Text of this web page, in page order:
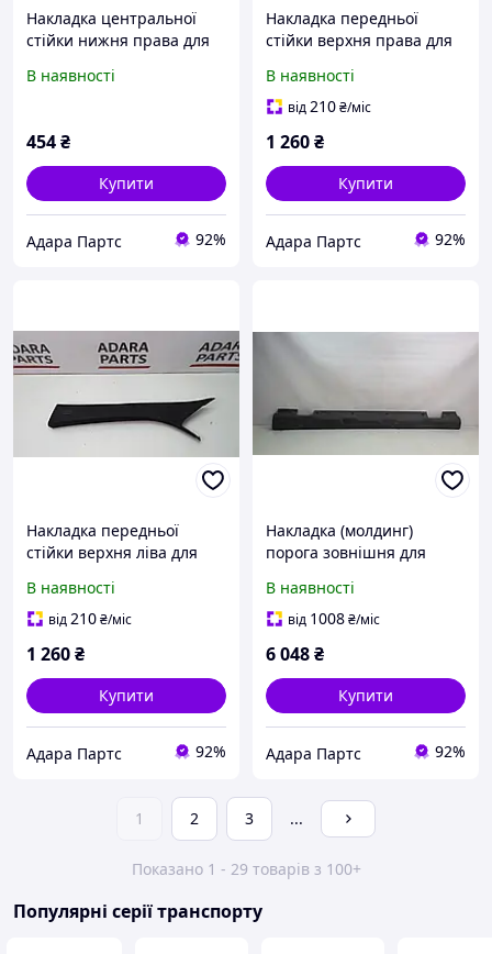
Накладка центральної
стійки нижня права для
2018 (W205)
В наявності
454₴
Купити
Адара Партс 92%
Накладка передньої
стійки верхня права для
2018 (W205)
(A20569060019F93)
В наявності
від210₴/міс
1 260₴
Купити
Адара Партс 92%
Накладка передньої
стійки верхня ліва для
2018 (W205)
(A20569059019F93)
В наявності
від210₴/міс
1 260₴
Купити
Адара Партс 92%
Накладка (молдинг)
порога зовнішня для
2019 (X156) (A1566980954)
В наявності
від 1008₴/міс
6 048₴
Купити
Адара Партс 92%
1 2 3 ...
Показано 1 - 29 товарів з 100+
Популярні серії транспорту